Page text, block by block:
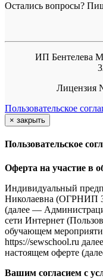
Остались вопросы?
ИП Бентелева
Лицензия
Пользовательское
× закрыть
Пользовательское
Оферта на участие в
Индивидуальный
Николаевна (ОГРНИП
(далее —
сети Интернет
обучающем
https://sewschool.ru
настоящем оферте
Вашим согласием с